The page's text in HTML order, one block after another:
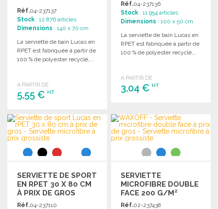
Réf.04-237137
Stock : 12 876 articles
Dimensions : 140 x 70 cm
La serviette de bain Lucas en
RPET est fabriquée à partir de
100 % de polyester recyclé,...
A PARTIR DE
5,55 € HT
COMMANDER
Demander un devis
Réf.04-237136
Stock : 11 954 articles
Dimensions : 100 x 50 cm
La serviette de bain Lucas en
RPET est fabriquée à partir de
100 % de polyester recyclé,...
A PARTIR DE
3,04 €HT
Demander un devis
SERVIETTE DE SPORT
EN RPET 30 X 80 CM
À PRIX DE GROS
Réf.04-237110
SERVIETTE
MICROFIBRE DOUBLE
FACE 200 G/M²
Réf.02-237438